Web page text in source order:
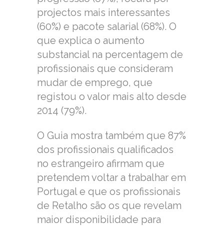
projectos mais interessantes
(60%) e pacote salarial (68%). O
que explica o aumento
substancial na percentagem de
profissionais que consideram
mudar de emprego, que
registou o valor mais alto desde
2014 (79%).
O Guia mostra também que 87%
dos profissionais qualificados
no estrangeiro afirmam que
pretendem voltar a trabalhar em
Portugal e que os profissionais
de Retalho são os que revelam
maior disponibilidade para